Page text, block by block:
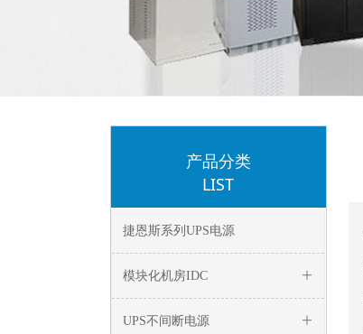
产品分类
LIST
捷恩斯系列UPS电源
ꄶ
模块化机房IDC
ꄶ
UPS不间断电源